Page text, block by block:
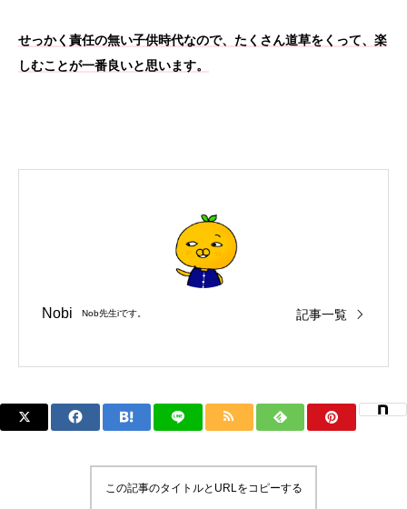
せっかく責任の無い子供時代なので、たくさん道草をくって、楽
しむことが一番良いと思います。
Nobi Nob先生iです。 記事一覧
この記事のタイトルとURLをコピーする